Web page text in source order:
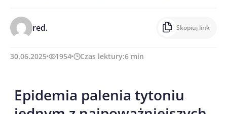
red. Skopiuj link
30.06.2025 1954 Czas lektury:6 min
Epidemia palenia tytoniu